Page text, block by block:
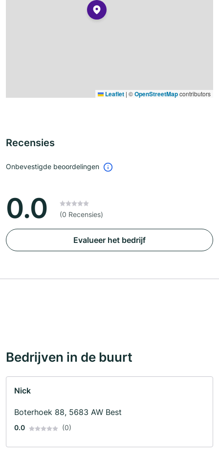
Leaflet | ©OpenStreetMapcontributors
Recensies
Onbevestigde beoordelingen
0.0 (0 Recensies)
Evalueer het bedrijf
Bedrijven in de buurt
Nick
Boterhoek 88, 5683 AW Best
0.0 (0)